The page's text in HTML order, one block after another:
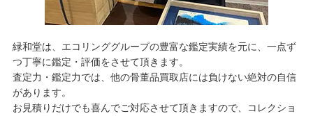
緑和堂は、エコリンググループの豊富な鑑定実績を元に、一点ず
つ丁寧に鑑定・評価をさせて頂きます。
査定力・鑑定力では、他の骨董品買取店には負けない絶対の自信
があります。
お見積りだけでも喜んでご対応させて頂きますので、コレクショ